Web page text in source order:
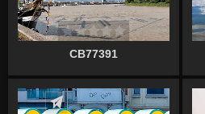
CB77391
Écrire un commentaire